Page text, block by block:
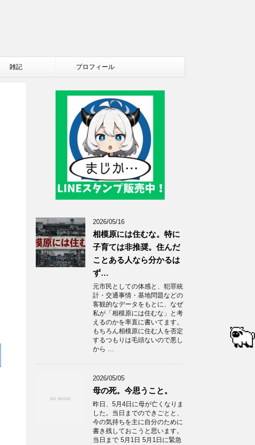
雑記 プロフィール
2026/05/16
相模原には住むな。特に
子育ては非推奨。住んだ
ことある人なら分かるは
ず…
元市民としての体感と、犯罪統
計・交通事情・基地問題などの
客観的なデータをもとに、なぜ
私が「相模原には住むな」と考
えるのかを率直に書いてます。
もちろん相模原に住む人を否定
するつもりは毛頭ないので悪し
から …
2026/05/05
母の死。今思うこと。
昨日、5月4日に母が亡くなりま
した。当日までのできごとと、
今の気持ちを主に自分のために
書き残しておこうと思います。
当日まで 5月1日 5月1日に緊急